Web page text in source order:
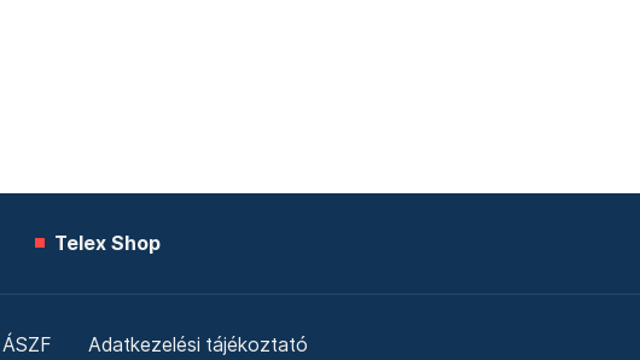
Telex Shop
ÁSZF Adatkezelési tájékoztató